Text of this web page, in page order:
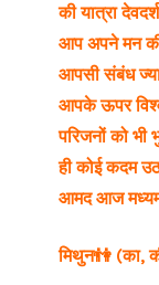
की यात्रा
आप अपने मन
आपसी संबंध
आपके ऊपर
परिजनों को भी
ही कोई कदम
आमद आज मध्यम
मिथुन👫 (का,